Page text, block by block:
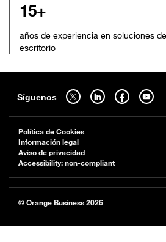
15+
años de experiencia en soluciones
escritorio
Síguenos
síguenos en twitter - abrir en una
síguenos en linkedin -
síguenos en
Política de Cookies
Información legal
Aviso de privacidad
Accessibility: non-compliant
© Orange Business 2026